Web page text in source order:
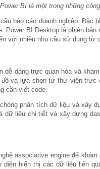
Power BI là một trong những
báo cáo doanh nghiệp.
Power BI Desktop là phiên
với nhiều nhu cầu sử dụng từ
dễ dàng trực quan hóa và
và lựa chọn từ thư viện trực
cần viết code.
phân tích dữ liệu và xây
dữ liệu chi tiết và xây dựng
associative engine để
diện hiển thị các dữ liệu liên